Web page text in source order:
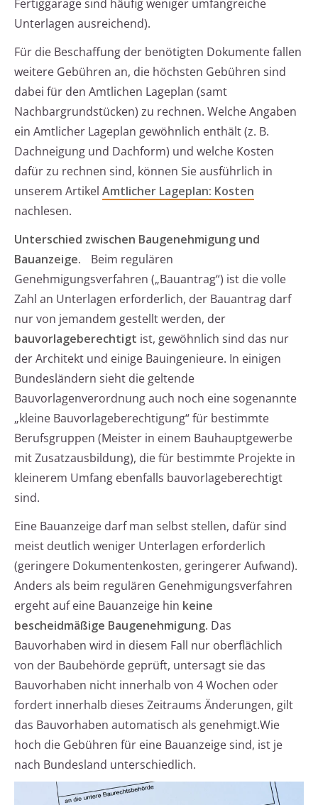
Fertiggarage sind häufig weniger umfangreiche
Unterlagen ausreichend).
Für die Beschaffung der benötigten Dokumente fallen
weitere Gebühren an, die höchsten Gebühren sind
dabei für den Amtlichen Lageplan (samt
Nachbargrundstücken) zu rechnen. Welche Angaben
ein Amtlicher Lageplan gewöhnlich enthält (z. B.
Dachneigung und Dachform) und welche Kosten
dafür zu rechnen sind, können Sie ausführlich in
unserem Artikel Amtlicher Lageplan: Kosten
nachlesen.
Unterschied zwischen Baugenehmigung und
Bauanzeige.
Beim regulären
Genehmigungsverfahren („Bauantrag“) ist die volle
Zahl an Unterlagen erforderlich, der Bauantrag darf
nur von jemandem gestellt werden, der
bauvorlageberechtigt ist, gewöhnlich sind das nur
der Architekt und einige Bauingenieure. In einigen
Bundesländern sieht die geltende
Bauvorlagenverordnung auch noch eine sogenannte
„kleine Bauvorlageberechtigung“ für bestimmte
Berufsgruppen (Meister in einem Bauhauptgewerbe
mit Zusatzausbildung), die für bestimmte Projekte in
kleinerem Umfang ebenfalls bauvorlageberechtigt
sind.
Eine Bauanzeige darf man selbst stellen, dafür sind
meist deutlich weniger Unterlagen erforderlich
(geringere Dokumentenkosten, geringerer Aufwand).
Anders als beim regulären Genehmigungsverfahren
ergeht auf eine Bauanzeige hin keine
bescheidmäßige Baugenehmigung. Das
Bauvorhaben wird in diesem Fall nur oberflächlich
von der Baubehörde geprüft, untersagt sie das
Bauvorhaben nicht innerhalb von 4 Wochen oder
fordert innerhalb dieses Zeitraums Änderungen, gilt
das Bauvorhaben automatisch als genehmigt.Wie
hoch die Gebühren für eine Bauanzeige sind, ist je
nach Bundesland unterschiedlich.